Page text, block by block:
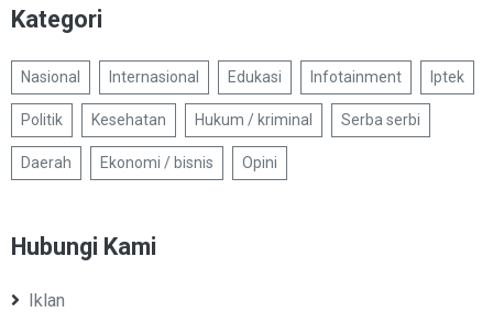
Kategori
Nasional Internasional Edukasi Infotainment Iptek
Politik Kesehatan Hukum / kriminal Serba serbi
Daerah Ekonomi / bisnis Opini
Hubungi Kami
Iklan